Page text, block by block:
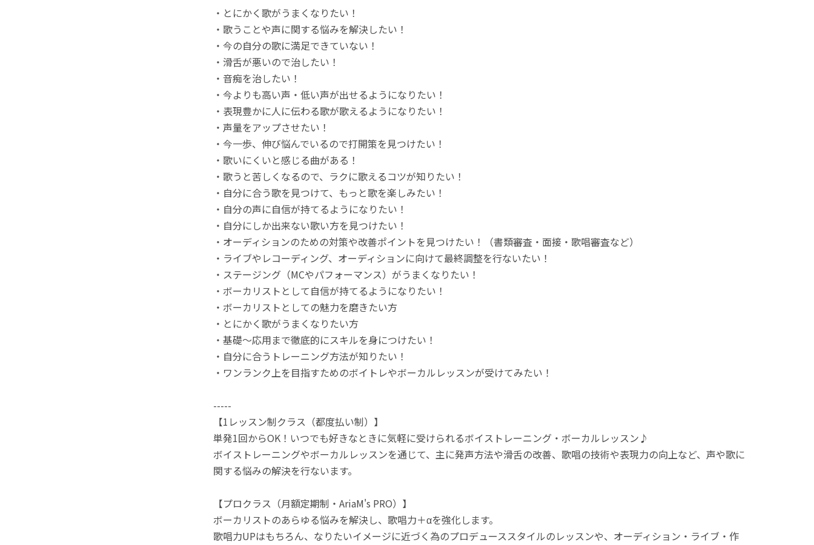
・とにかく歌がうまくなりたい！
・歌うことや声に関する悩みを解決したい！
・今の自分の歌に満足できていない！
・滑舌が悪いので治したい！
・音痴を治したい！
・今よりも高い声・低い声が出せるようになりたい！
・表現豊かに人に伝わる歌が歌えるようになりたい！
・声量をアップさせたい！
・今一歩、伸び悩んでいるので打開策を見つけたい！
・歌いにくいと感じる曲がある！
・歌うと苦しくなるので、ラクに歌えるコツが知りたい！
・自分に合う歌を見つけて、もっと歌を楽しみたい！
・自分の声に自信が持てるようになりたい！
・自分にしか出来ない歌い方を見つけたい！
・オーディションのための対策や改善ポイントを見つけたい！（書類審査・面接・歌唱審査など）
・ライブやレコーディング、オーディションに向けて最終調整を行ないたい！
・ステージング（MCやパフォーマンス）がうまくなりたい！
・ボーカリストとして自信が持てるようになりたい！
・ボーカリストとしての魅力を磨きたい方
・とにかく歌がうまくなりたい方
・基礎〜応用まで徹底的にスキルを身につけたい！
・自分に合うトレーニング方法が知りたい！
・ワンランク上を目指すためのボイトレやボーカルレッスンが受けてみたい！
-----
【1レッスン制クラス（都度払い制）】
単発1回からOK！いつでも好きなときに気軽に受けられるボイストレーニング・ボーカルレッスン♪
ボイストレーニングやボーカルレッスンを通じて、主に発声方法や滑舌の改善、歌唱の技術や表現力の向上など、声や歌に
関する悩みの解決を行ないます。
【プロクラス（月額定期制・AriaM's PRO）】
ボーカリストのあらゆる悩みを解決し、歌唱力＋αを強化します。
歌唱力UPはもちろん、なりたいイメージに近づく為のプロデューススタイルのレッスンや、オーディション・ライブ・作